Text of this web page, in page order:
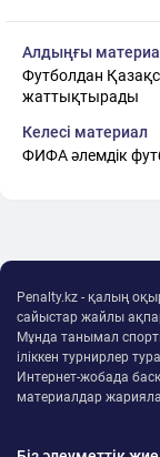
Алдыңғы
Футболдан
жаттықтырады
Келесі материал
ФИФА әлемдік
Penalty.kz - қалың
сайыстар жайлы
Мұнда танымал
іліккен турнирлер
Интернет-жобада
материалдар